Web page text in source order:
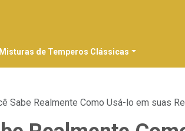
Misturas de Temperos Clássicas
Sabe Realmente Como Usá-lo em suas